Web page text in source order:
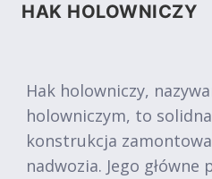
HAK HOLOWNICZY
Hak holowniczy,
holowniczym, to
konstrukcja
nadwozia. Jego główne